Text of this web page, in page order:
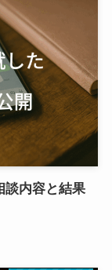
談内容と結果